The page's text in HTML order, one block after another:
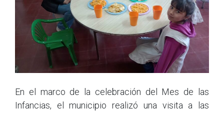
En el marco de la celebración del Mes de las
Infancias, el municipio realizó una visita a las